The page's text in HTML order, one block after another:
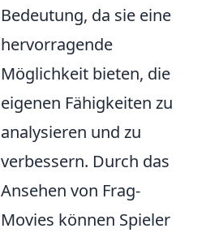
Bedeutung, da sie eine
hervorragende
Möglichkeit bieten, die
eigenen Fähigkeiten zu
analysieren und zu
verbessern. Durch das
Ansehen von Frag-
Movies können Spieler